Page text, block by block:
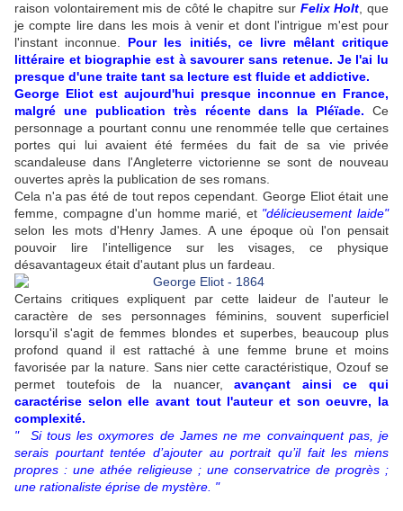
raison volontairement mis de côté le chapitre sur Felix Holt , que
je compte lire dans les mois à venir et dont l'intrigue m'est pour
l'instant inconnue. Pour les initiés, ce livre mêlant critique
littéraire et biographie est à savourer sans retenue. Je l'ai lu
presque d'une traite tant sa lecture est fluide et addictive.
George Eliot est aujourd'hui presque inconnue en France,
malgré une publication très récente dans la Pléïade. Ce
personnage a pourtant connu une renommée telle que certaines
portes qui lui avaient été fermées du fait de sa vie privée
scandaleuse dans l'Angleterre victorienne se sont de nouveau
ouvertes après la publication de ses romans.
Cela n'a pas été de tout repos cependant. George Eliot était une
femme, compagne d'un homme marié, et "délicieusement laide"
selon les mots d'Henry James. A une époque où l'on pensait
pouvoir lire l'intelligence sur les visages, ce physique
désavantageux était d'autant plus un fardeau.
Certains critiques expliquent par cette laideur de l'auteur le
caractère de ses personnages féminins, souvent superficiel
lorsqu'il s'agit de femmes blondes et superbes, beaucoup plus
profond quand il est rattaché à une femme brune et moins
favorisée par la nature. Sans nier cette caractéristique, Ozouf se
permet toutefois de la nuancer,avançant ainsi ce qui
caractérise selon elle avant tout l'auteur et son oeuvre, la
complexité.
"
Si tous les oxymores de James ne me convainquent pas, je
serais pourtant tentée d’ajouter au portrait qu’il fait les miens
propres : une athée religieuse ; une conservatrice de progrès ;
une rationaliste éprise de mystère. "